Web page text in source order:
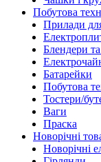
Побутова
Прилади
Блендери
Батарейки
Побутова
Тостери/
Ваги
Праска
Новорічні
Новорічні